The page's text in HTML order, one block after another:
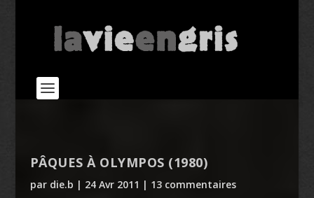
PÂQUES À OLYMPOS (1980)
par die.b | 24 Avr 2011 | 13 commentaires